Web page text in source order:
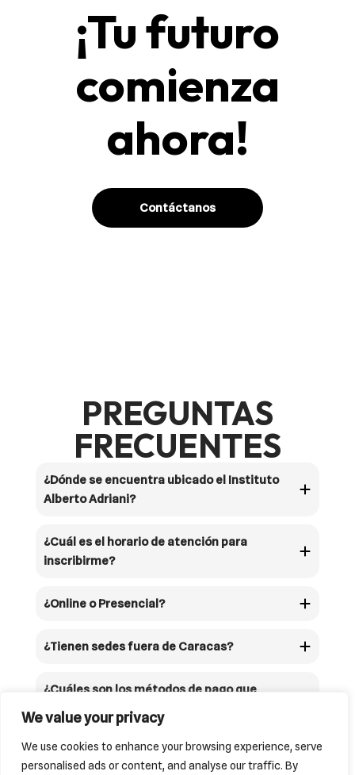
We value your privacy
We use cookies to enhance your browsing experience, serve
personalised ads or content, and analyse our traffic. By
¡Tu futuro
comienza
ahora!
Contáctanos
PREGUNTAS
FRECUENTES
¿Dónde se encuentra ubicado el Instituto
Alberto Adriani?
¿Cuál es el horario de atención para
inscribirme?
¿Online o Presencial?
¿Tienen sedes fuera de Caracas?
¿Cuáles son los métodos de pago que
tienen disponibles?